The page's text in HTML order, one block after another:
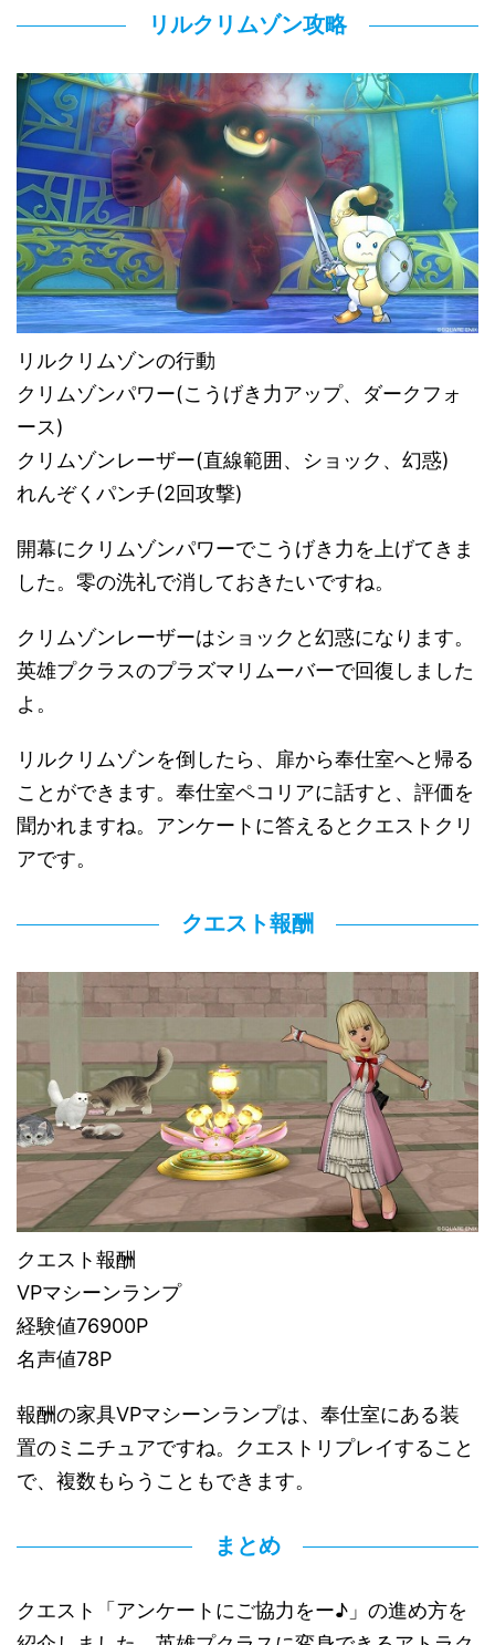
リルクリムゾン攻略
リルクリムゾンの行動
クリムゾンパワー(こうげき力アップ、ダークフォ
ース)
クリムゾンレーザー(直線範囲、ショック、幻惑)
れんぞくパンチ(2回攻撃)
開幕にクリムゾンパワーでこうげき力を上げてきま
した。零の洗礼で消しておきたいですね。
クリムゾンレーザーはショックと幻惑になります。
英雄プクラスのプラズマリムーバーで回復しました
よ。
リルクリムゾンを倒したら、扉から奉仕室へと帰る
ことができます。奉仕室ペコリアに話すと、評価を
聞かれますね。アンケートに答えるとクエストクリ
アです。
クエスト報酬
クエスト報酬
VPマシーンランプ
経験値76900P
名声値78P
報酬の家具VPマシーンランプは、奉仕室にある装
置のミニチュアですね。クエストリプレイすること
で、複数もらうこともできます。
まとめ
クエスト「アンケートにご協力をー♪」の進め方を